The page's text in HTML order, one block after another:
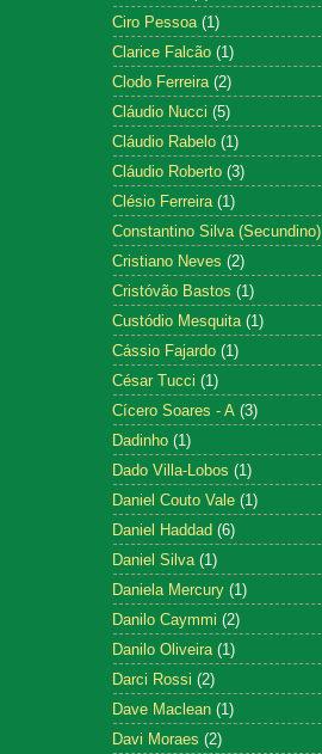
Ciro Pessoa (1)
Clarice Falcão (1)
Clodo Ferreira (2)
Cláudio Nucci (5)
Cláudio Rabelo (1)
Cláudio Roberto (3)
Clésio Ferreira (1)
Constantino Silva (Secundino)
Cristiano Neves (2)
Cristóvão Bastos (1)
Custódio Mesquita (1)
Cássio Fajardo (1)
César Tucci (1)
Cícero Soares - A (3)
Dadinho (1)
Dado Villa-Lobos (1)
Daniel Couto Vale (1)
Daniel Haddad (6)
Daniel Silva (1)
Daniela Mercury (1)
Danilo Caymmi (2)
Danilo Oliveira (1)
Darci Rossi (2)
Dave Maclean (1)
Davi Moraes (2)